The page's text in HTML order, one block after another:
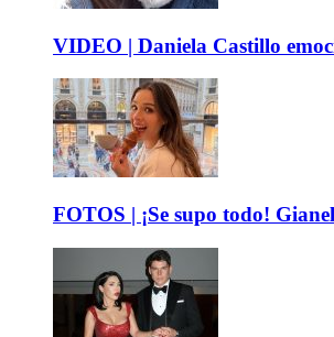
VIDEO | Daniela Castillo
FOTOS | ¡Se supo todo!